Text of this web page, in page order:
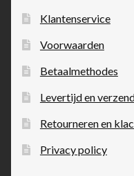
Klantenservice
Voorwaarden
Betaalmethodes
Levertijd en
Retourneren en
Privacy policy